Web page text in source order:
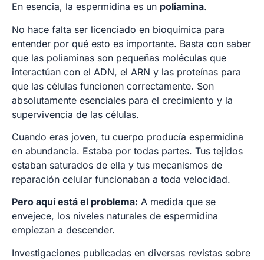
En esencia, la espermidina es un poliamina.
No hace falta ser licenciado en bioquímica para
entender por qué esto es importante. Basta con saber
que las poliaminas son pequeñas moléculas que
interactúan con el ADN, el ARN y las proteínas para
que las células funcionen correctamente. Son
absolutamente esenciales para el crecimiento y la
supervivencia de las células.
Cuando eras joven, tu cuerpo producía espermidina
en abundancia. Estaba por todas partes. Tus tejidos
estaban saturados de ella y tus mecanismos de
reparación celular funcionaban a toda velocidad.
Pero aquí está el problema: A medida que se
envejece, los niveles naturales de espermidina
empiezan a descender.
Investigaciones publicadas en diversas revistas sobre